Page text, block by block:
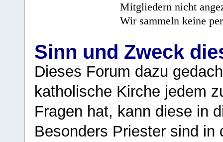
Mitgliedern nicht
Wir sammeln keine
Sinn und Zweck
Dieses Forum dazu
katholische Kirche jedem
Fragen hat, kann diese in
Besonders Priester sind in